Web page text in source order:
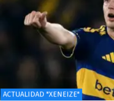
ACTUALIDAD "XENEIZE"